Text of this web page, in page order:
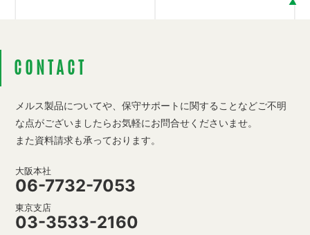
CONTACT
メルス製品についてや、保守サポートに関することなどご不明
な点がございましたらお気軽にお問合せくださいませ。
また資料請求も承っております。
大阪本社
06-7732-7053
東京支店
03-3533-2160